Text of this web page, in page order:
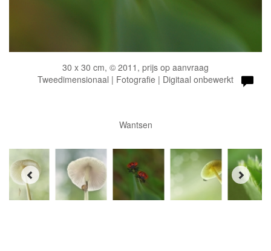
30 x 30 cm, © 2011, prijs op aanvraag
Tweedimensionaal | Fotografie | Digitaal onbewerkt
Wantsen